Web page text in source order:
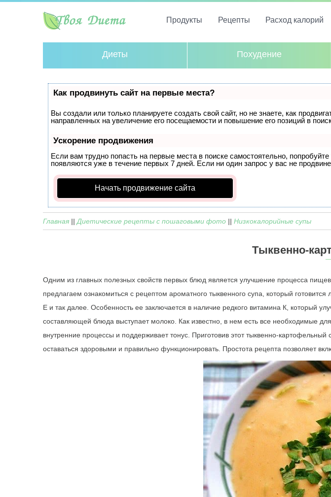
Продукты Рецепты Расход калорий
Диеты Похудение
Как продвинуть сайт на первые места?
Вы создали или только планируете создать свой сайт, но не знаете, как
направленных на увеличение его посещаемости и повышение его позиций в
Ускорение продвижения
Если вам трудно попасть на первые места в поиске самостоятельно, попробуйте
появляются уже в течение первых 7 дней. Если ни один запрос у вас не
Начать продвижение сайта
Главная || Диетические рецепты с пошаговыми фото || Низкокалорийные супы
Тыквенно-
Одним из главных полезных свойств первых блюд является улучшение процесса
предлагаем ознакомиться с рецептом ароматного тыквенного супа, который
Е и так далее. Особенность ее заключается в наличие редкого витамина К, который
составляющей блюда выступает молоко. Как известно, в нем есть все необходимые
внутренние процессы и поддерживает тонус. Приготовив этот тыквенно-
оставаться здоровыми и правильно функционировать. Простота рецепта позволяет